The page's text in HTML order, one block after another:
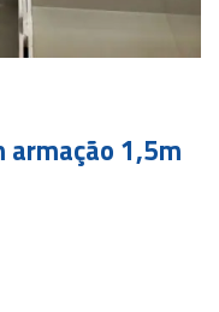
armação 1,5m